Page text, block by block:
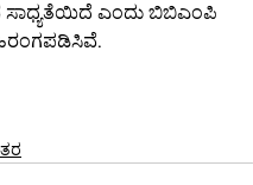
ಸಾಧ್ಯತೆಯಿದೆ ಎಂದು ಬಿಬಿಎಂಪಿ